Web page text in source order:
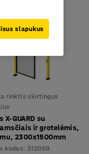
rinktis skirtingus
X-GUARD su
ir grotelėmis,
2300x1500mm
kodas:312059
slapukus